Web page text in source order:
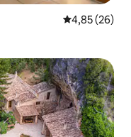
Gemiddelde
4,85 (26)